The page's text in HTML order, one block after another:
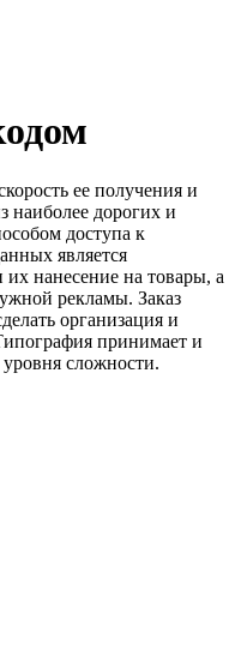
ее получения и
наиболее дорогих и
доступа к
является
их нанесение на товары, а
рекламы. Заказ
организация и
принимает и
сложности.